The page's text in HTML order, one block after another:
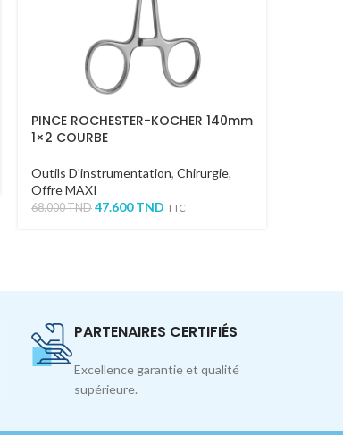
PINCE ROCHESTER-KOCHER 140mm
1×2 COURBE
Outils D'instrumentation, Chirurgie,
Offre MAXI
68.000TND 47.600TND TTC
PARTENAIRES CERTIFIÉS
Excellence garantie et qualité
supérieure.